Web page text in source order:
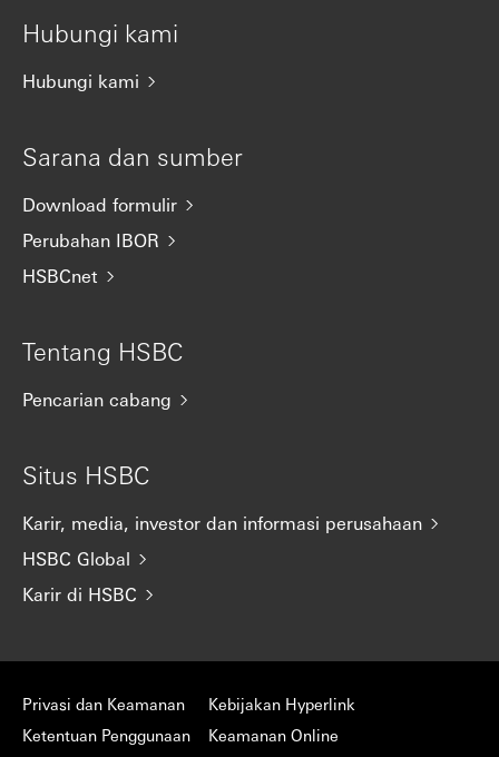
Hubungi kami
Hubungi kami
Sarana dan sumber
Download formulir
Perubahan IBOR
HSBCnet
Tentang HSBC
Pencarian cabang
Situs HSBC
Karir, media, investor dan informasi perusahaan
HSBC Global
Karir di HSBC
Privasi dan Keamanan
Ketentuan Penggunaan
Kebijakan Hyperlink
Keamanan Online